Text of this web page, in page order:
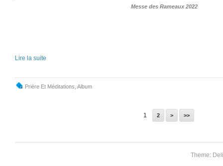
Messe des Rameaux 2022
Lire la suite
Prière Et Méditations Album
1 2 > >>
Theme: